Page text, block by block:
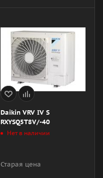
Daikin VRV IV S
RXYSQ5T8V/-40
Нет в наличии
Старая цена